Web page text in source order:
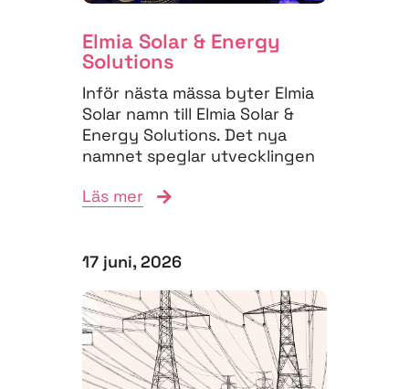
Elmia Solar & Energy
Solutions
Inför nästa mässa byter Elmia
Solar namn till Elmia Solar &
Energy Solutions. Det nya
namnet speglar utvecklingen
Läs mer
17 juni, 2026